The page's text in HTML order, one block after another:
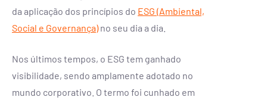
da aplicação dos princípios do ESG (Ambiental,
Social e Governança)no seu dia a dia.
Nos últimos tempos, o ESG tem ganhado
visibilidade, sendo amplamente adotado no
mundo corporativo. O termo foi cunhado em